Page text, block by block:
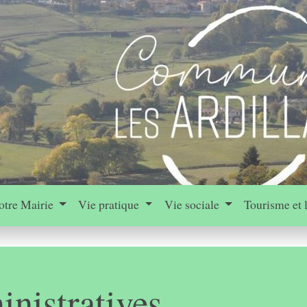
Mairie Vie pratique Vie sociale Tourisme et